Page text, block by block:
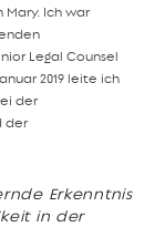
Mary. Ich war
Legal Counsel
2019 leite ich
der
der
Erkenntnis
in der